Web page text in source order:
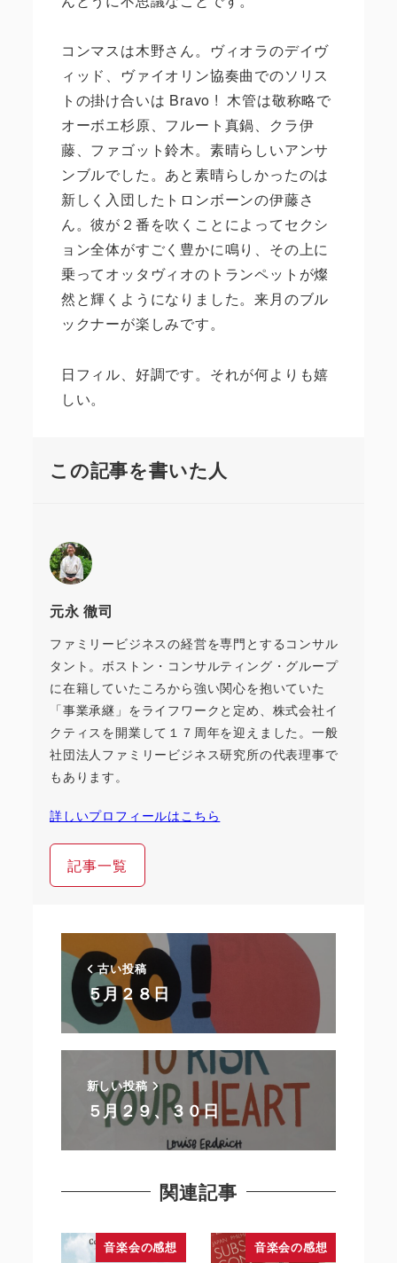
コンマスは木野さん。ヴィオラのデイヴ
ィッド、ヴァイオリン協奏曲でのソリス
トの掛け合いは Bravo ! 木管は敬称略で
オーボエ杉原、フルート真鍋、クラ伊
藤、ファゴット鈴木。素晴らしいアンサ
ンブルでした。あと素晴らしかったのは
新しく入団したトロンボーンの伊藤さ
ん。彼が２番を吹くことによってセクシ
ョン全体がすごく豊かに鳴り、その上に
乗ってオッタヴィオのトランペットが燦
然と輝くようになりました。来月のブル
ックナーが楽しみです。
日フィル、好調です。それが何よりも嬉
しい。
この記事を書いた人
元永 徹司
ファミリービジネスの経営を専門とするコンサル
タント。ボストン・コンサルティング・グループ
に在籍していたころから強い関心を抱いていた
「事業承継」をライフワークと定め、株式会社イ
クティスを開業して１７周年を迎えました。一般
社団法人ファミリービジネス研究所の代表理事で
もあります。
詳しいプロフィールはこちら
記事一覧
古い投稿
５月２８日
新しい投稿
５月２９、３０日
関連記事
音楽会の感想 音楽会の感想